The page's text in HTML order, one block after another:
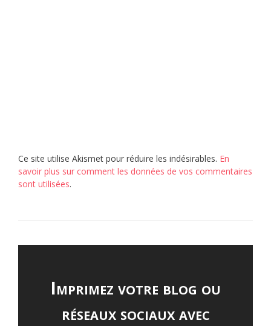
Ce site utilise Akismet pour réduire les indésirables. En
savoir plus sur comment les données de vos commentaires
sont utilisées.
Imprimez votre blog ou
réseaux sociaux avec